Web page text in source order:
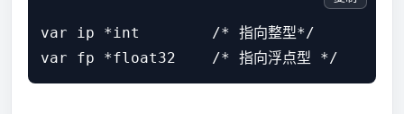
var ip *int        /* 指向整型*/